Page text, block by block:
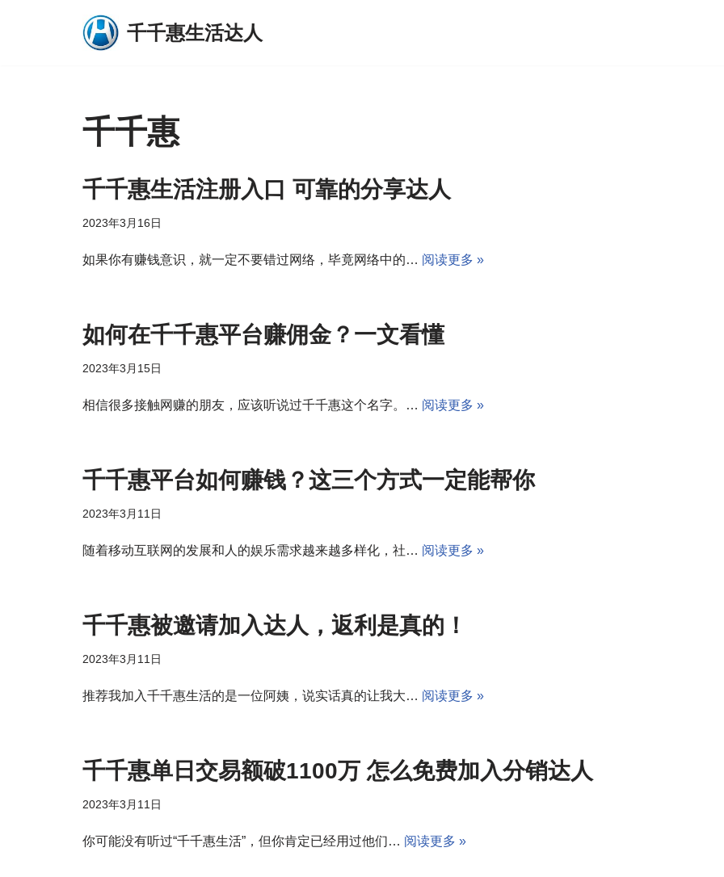
千千惠生活达人
千千惠
千千惠生活注册入口 可靠的分享达人
2023年3月16日
如果你有赚钱意识，就一定不要错过网络，毕竟网络中的… 阅读更多 »
如何在千千惠平台赚佣金？一文看懂
2023年3月15日
相信很多接触网赚的朋友，应该听说过千千惠这个名字。… 阅读更多 »
千千惠平台如何赚钱？这三个方式一定能帮你
2023年3月11日
随着移动互联网的发展和人的娱乐需求越来越多样化，社… 阅读更多 »
千千惠被邀请加入达人，返利是真的！
2023年3月11日
推荐我加入千千惠生活的是一位阿姨，说实话真的让我大… 阅读更多 »
千千惠单日交易额破1100万 怎么免费加入分销达人
2023年3月11日
你可能没有听过“千千惠生活”，但你肯定已经用过他们… 阅读更多 »